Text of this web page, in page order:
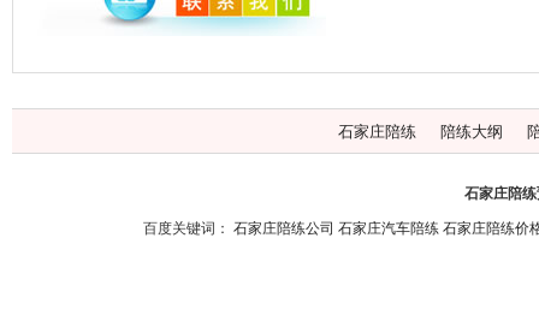
石家庄陪练 陪练大纲
石家庄陪
百度关键词： 石家庄陪练公司 石家庄汽车陪练 石家庄陪练价